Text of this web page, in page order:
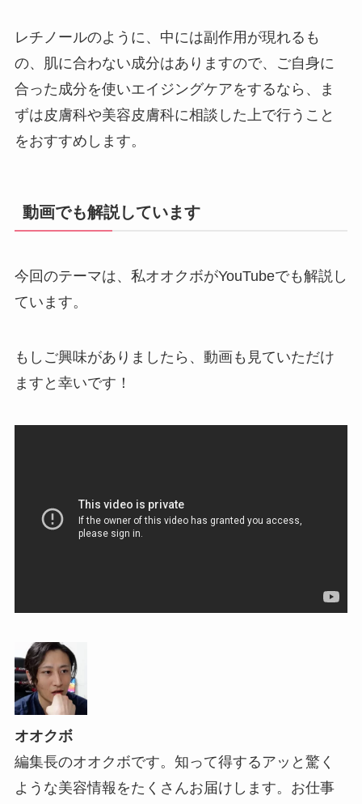
レチノールのように、中には副作用が現れるも
の、肌に合わない成分はありますので、ご自身に
合った成分を使いエイジングケアをするなら、ま
ずは皮膚科や美容皮膚科に相談した上で行うこと
をおすすめします。
動画でも解説しています
今回のテーマは、私オオクボがYouTubeでも解説し
ています。
もしご興味がありましたら、動画も見ていただけ
ますと幸いです！
オオクボ
編集長のオオクボです。知って得するアッと驚く
ような美容情報をたくさんお届けします。お仕事